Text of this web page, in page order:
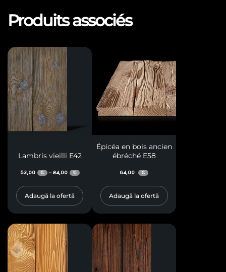
Produits associés
Lambris vieilli E42
53,00 € – 84,00 €
Adaugă la ofertă
Épicéa en bois ancien
ébréché E58
64,00 €
Adaugă la ofertă